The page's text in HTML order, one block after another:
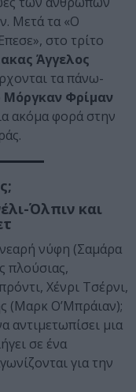
Μετά τα «Ο
στο τρίτο
Άγγελος
τα πάνω-
Μόργκαν Φρίμαν
ακόμα φορά στην
Όλπιν και
νεαρή νύφη (Σαμάρα
πλούσιας,
Χένρι Τσέρνι,
(Μαρκ Ο’Μπράιαν);
αντιμετωπίσει μια
σε ένα
για την